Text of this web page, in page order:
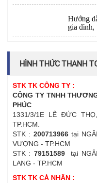
Hướng
gia đình,
HÌNH THỨC THANH
STK TK CÔNG TY :
CÔNG TY TNHH
PHÚC
1331/3/1E LÊ ĐỨC
TP.HCM.
STK : 200713966tại
VƯỢNG - TP.HCM
STK : 79151589tại
LANG - TP.HCM
STK TK CÁ NHÂN :